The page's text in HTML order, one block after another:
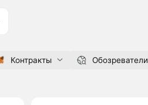
Контракты Обозреватели